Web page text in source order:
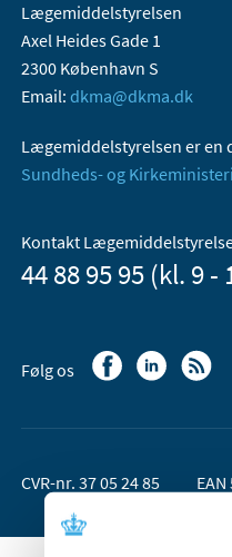
Lægemiddelstyrelsen
Axel Heides Gade 1
2300 København S
Email: dkma@dkma.dk
Lægemiddelstyrelsen er en
Sundheds- og
Kontakt
44 88 95 95 (kl. 9 -
Følg os
CVR-nr. 37 05 24 85